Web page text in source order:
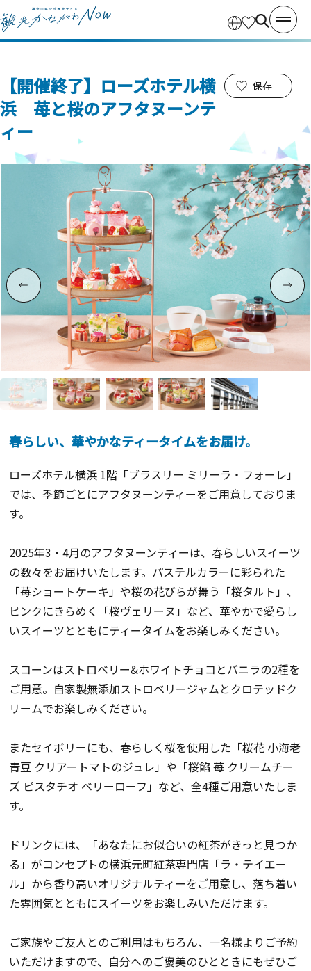
【開催終了】ローズホテル横
浜 苺と桜のアフタヌーンテ
ィー
保存
春らしい、華やかなティータイムをお届け。
ローズホテル横浜 1階「ブラスリー ミリーラ・フォーレ」
では、季節ごとにアフタヌーンティーをご用意しておりま
す。
2025年3・4月のアフタヌーンティーは、春らしいスイーツ
の数々をお届けいたします。パステルカラーに彩られた
「苺ショートケーキ」や桜の花びらが舞う「桜タルト」、
ピンクにきらめく「桜ヴェリーヌ」など、華やかで愛らし
いスイーツとともにティータイムをお楽しみください。
スコーンはストロベリー&ホワイトチョコとバニラの2種を
ご用意。自家製無添加ストロベリージャムとクロテッドク
リームでお楽しみください。
またセイボリーにも、春らしく桜を使用した「桜花 小海老
青豆 クリアートマトのジュレ」や「桜餡 苺 クリームチー
ズ ピスタチオ ベリーローフ」など、全4種ご用意いたしま
す。
ドリンクには、「あなたにお似合いの紅茶がきっと見つか
る」がコンセプトの横浜元町紅茶専門店「ラ・テイエー
ル」から香り高いオリジナルティーをご用意し、落ち着い
た雰囲気とともにスイーツをお楽しみいただけます。
ご家族やご友人とのご利用はもちろん、一名様よりご予約
いただけますので、自分へのご褒美のひとときにもぜひご